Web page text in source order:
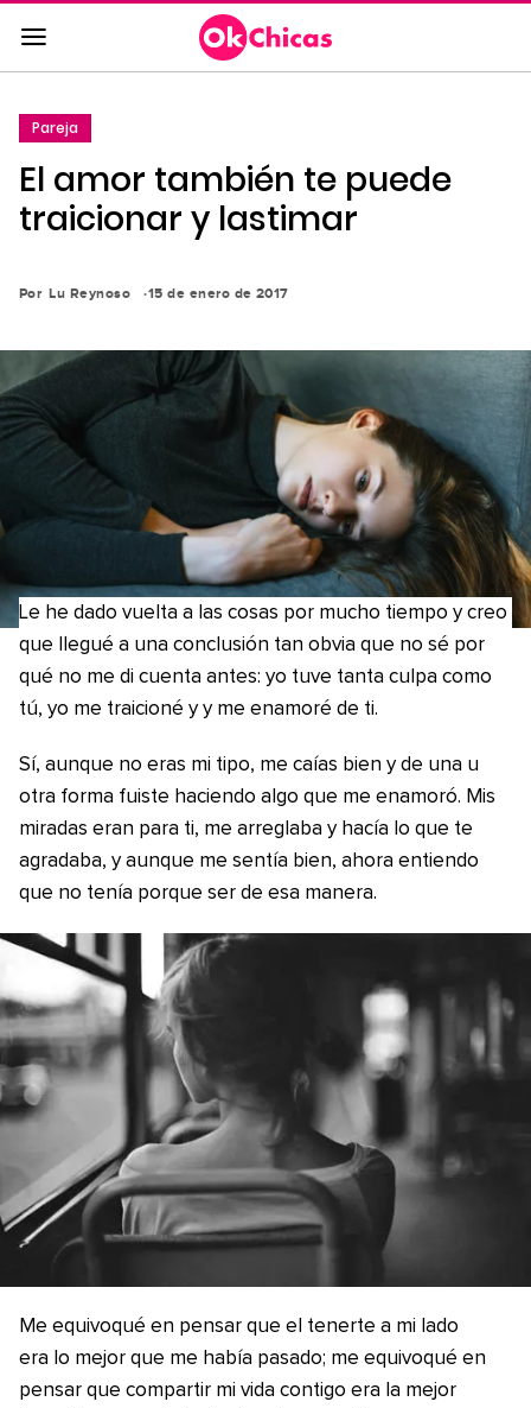
Saltar
al
contenido
a
la
navegación
Pareja
El amor también te puede
traicionar y lastimar
Por Lu Reynoso 15 de enero de 2017
Le he dado vuelta a las cosas por mucho tiempo y creo
que llegué a una conclusión tan obvia que no sé por
qué no me di cuenta antes: yo tuve tanta culpa como
tú, yo me traicioné y y me enamoré de ti.
Sí, aunque no eras mi tipo, me caías bien y de una u
otra forma fuiste haciendo algo que me enamoró. Mis
miradas eran para ti, me arreglaba y hacía lo que te
agradaba, y aunque me sentía bien, ahora entiendo
que no tenía porque ser de esa manera.
Me equivoqué en pensar que el tenerte a mi lado
era lo mejor que me había pasado; me equivoqué en
pensar que compartir mi vida contigo era la mejor